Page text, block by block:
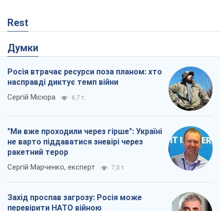
Rest
Думки
Росія втрачає ресурси поза планом: хто
насправді диктує темп війни
Сергій Місюра 6,7 т.
"Ми вже проходили через гірше": Україні
не варто піддаватися зневірі через
ракетний терор
Сергій Марченко, експерт 7,0 т.
Захід проспав загрозу: Росія може
перевірити НАТО війною